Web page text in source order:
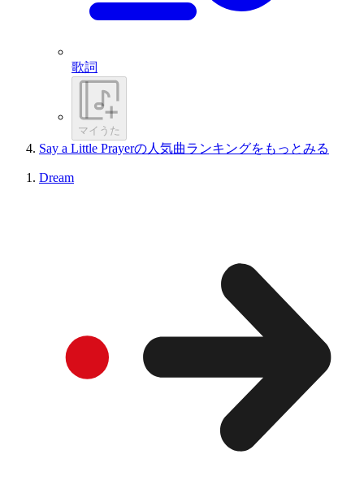
歌詞
マイうた
Say a Little Prayerの人気曲ランキングをもっとみる
Dream